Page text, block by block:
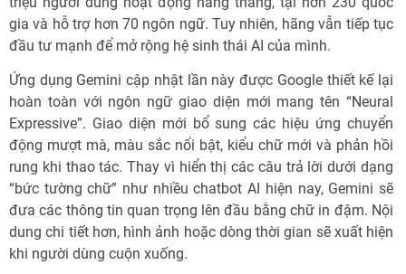
gia và hỗ trợ hơn 70 ngôn ngữ. Tuy nhiên, hãng vẫn tiếp tục
đầu tư mạnh để mở rộng hệ sinh thái AI của mình.
Ứng dụng Gemini cập nhật lần này được Google thiết kế lại
hoàn toàn với ngôn ngữ giao diện mới mang tên “Neural
Expressive”. Giao diện mới bổ sung các hiệu ứng chuyển
động mượt mà, màu sắc nổi bật, kiểu chữ mới và phản hồi
rung khi thao tác. Thay vì hiển thị các câu trả lời dưới dạng
“bức tường chữ” như nhiều chatbot AI hiện nay, Gemini sẽ
đưa các thông tin quan trọng lên đầu bằng chữ in đậm. Nội
dung chi tiết hơn, hình ảnh hoặc dòng thời gian sẽ xuất hiện
khi người dùng cuộn xuống.